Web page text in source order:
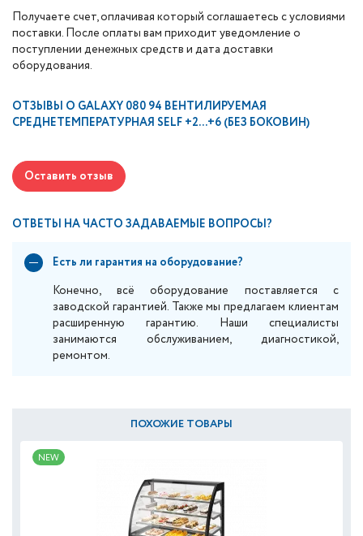
Получаете счет, оплачивая который соглашаетесь с условиями
поставки. После оплаты вам приходит уведомление о
поступлении денежных средств и дата доставки
оборудования.
ОТЗЫВЫ О GALAXY 080 94 ВЕНТИЛИРУЕМАЯ
СРЕДНЕТЕМПЕРАТУРНАЯ SELF +2...+6 (БЕЗ БОКОВИН)
Оставить отзыв
ОТВЕТЫ НА ЧАСТО ЗАДАВАЕМЫЕ ВОПРОСЫ?
Есть ли гарантия на оборудование?
Конечно, всё оборудование поставляется с
заводской гарантией. Также мы предлагаем клиентам
расширенную гарантию. Наши специалисты
занимаются обслуживанием, диагностикой,
ремонтом.
ПОХОЖИЕ ТОВАРЫ
NEW